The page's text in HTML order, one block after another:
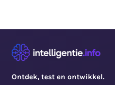
Ontdek, test en ontwikkel.